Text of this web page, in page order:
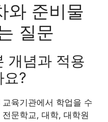
와 준비물
질문
개념과 적용
요?
육기관에서 학업을 수
문학교, 대학, 대학원